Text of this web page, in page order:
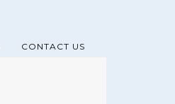
CONTACT US